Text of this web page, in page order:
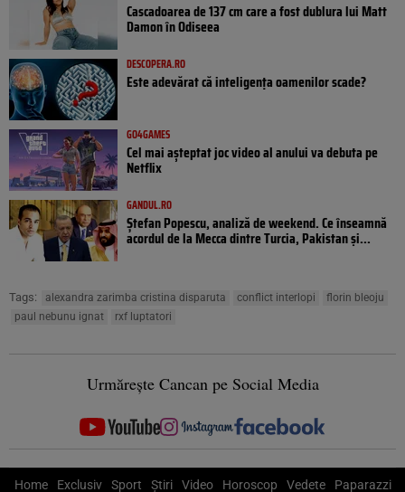
Cascadoarea de 137 cm care a fost dublura lui Matt
Damon în Odiseea
DESCOPERA.RO
Este adevărat că inteligența oamenilor scade?
GO4GAMES
Cel mai așteptat joc video al anului va debuta pe
Netflix
GANDUL.RO
Ștefan Popescu, analiză de weekend. Ce înseamnă
acordul de la Mecca dintre Turcia, Pakistan şi...
Tags: alexandra zarimba cristina disparuta conflict interlopi
florin bleoju
paul nebunu ignat
rxf luptatori
Urmărește Cancan pe Social Media
Home Exclusiv Sport Știri Video Horoscop Vedete Paparazzi